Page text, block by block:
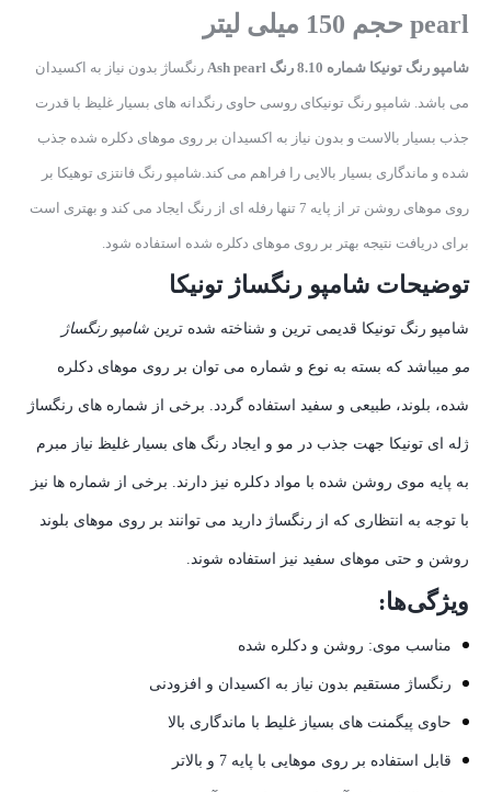
pearl حجم 150 میلی لیتر
شامپو رنگ تونیکا شماره 8.10 رنگ Ash pearl رنگساژ بدون نیاز به اکسیدان
می باشد. شامپو رنگ تونیکای روسی حاوی رنگدانه های بسیار غلیظ با قدرت
جذب بسیار بالاست و بدون نیاز به اکسیدان بر روی موهای دکلره شده جذب
شده و ماندگاری بسیار بالایی را فراهم می کند.شامپو رنگ فانتزی توهیکا بر
روی موهای روشن تر از پایه 7 تنها رفله ای از رنگ ایجاد می کند و بهتری است
برای دریافت نتیجه بهتر بر روی موهای دکلره شده استفاده شود.
توضیحات شامپو رنگساژ تونیکا
شامپو رنگ تونیکا قدیمی ترین و شناخته شده ترین شامپو رنگساژ
مو میباشد که بسته به نوع و شماره می توان بر روی موهای دکلره
شده، بلوند، طبیعی و سفید استفاده گردد. برخی از شماره های رنگساژ
ژله ای تونیکا جهت جذب در مو و ایجاد رنگ های بسیار غلیظ نیاز مبرم
به پایه موی روشن شده با مواد دکلره نیز دارند. برخی از شماره ها نیز
با توجه به انتظاری که از رنگساژ دارید می توانند بر روی موهای بلوند
روشن و حتی موهای سفید نیز استفاده شوند.
ویژگی‌ها:
مناسب موی: روشن و دکلره شده
رنگساژ مستقیم بدون نیاز به اکسیدان و افزودنی
حاوی پیگمنت های بسیاز غلیط با ماندگاری بالا
قابل استفاده بر روی موهایی با پایه 7 و بالاتر